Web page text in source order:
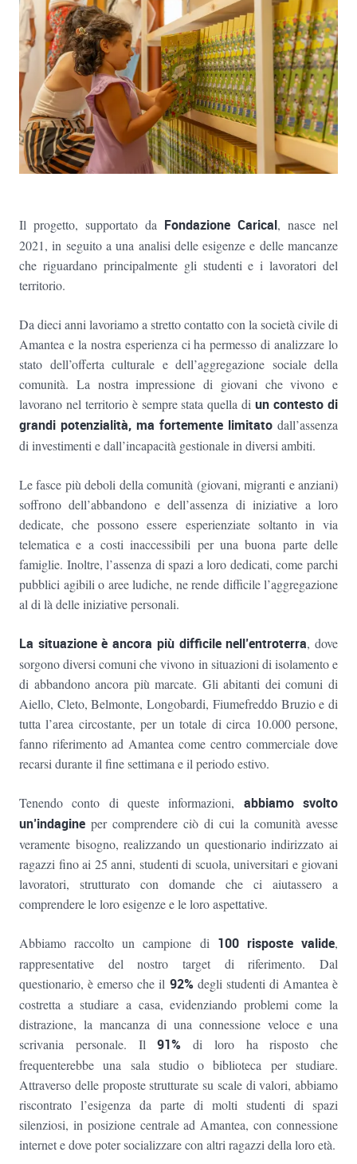
Il progetto, supportato da Fondazione Carical, nasce nel
2021, in seguito a una analisi delle esigenze e delle mancanze
che riguardano principalmente gli studenti e i lavoratori del
territorio.
Da dieci anni lavoriamo a stretto contatto con la società civile di
Amantea e la nostra esperienza ci ha permesso di analizzare lo
stato dell’offerta culturale e dell’aggregazione sociale della
comunità. La nostra impressione di giovani che vivono e
lavorano nel territorio è sempre stata quella diun contesto di
grandi potenzialità, ma fortemente limitato dall’assenza
di investimenti e dall’incapacità gestionale in diversi ambiti.
Le fasce più deboli della comunità (giovani, migranti e anziani)
soffrono dell’abbandono e dell’assenza di iniziative a loro
dedicate, che possono essere esperienziate soltanto in via
telematica e a costi inaccessibili per una buona parte delle
famiglie. Inoltre, l’assenza di spazi a loro dedicati, come parchi
pubblici agibili o aree ludiche, ne rende difficile l’aggregazione
al di là delle iniziative personali.
La situazione è ancora più difficile nell’entroterra, dove
sorgono diversi comuni che vivono in situazioni di isolamento e
di abbandono ancora più marcate. Gli abitanti dei comuni di
Aiello, Cleto, Belmonte, Longobardi, Fiumefreddo Bruzio e di
tutta l’area circostante, per un totale di circa 10.000 persone,
fanno riferimento ad Amantea come centro commerciale dove
recarsi durante il fine settimana e il periodo estivo.
Tenendo conto di queste informazioni, abbiamo svolto
un’indagine per comprendere ciò di cui la comunità avesse
veramente bisogno, realizzando un questionario indirizzato ai
ragazzi fino ai 25 anni, studenti di scuola, universitari e giovani
lavoratori, strutturato con domande che ci aiutassero a
comprendere le loro esigenze e le loro aspettative.
Abbiamo raccolto un campione di 100 risposte valide,
rappresentative del nostro target di riferimento. Dal
questionario, è emerso che il 92%degli studenti di Amantea è
costretta a studiare a casa, evidenziando problemi come la
distrazione, la mancanza di una connessione veloce e una
scrivania personale. Il91% di loro ha risposto che
frequenterebbe una sala studio o biblioteca per studiare.
Attraverso delle proposte strutturate su scale di valori, abbiamo
riscontrato l’esigenza da parte di molti studenti di spazi
silenziosi, in posizione centrale ad Amantea, con connessione
internet e dove poter socializzare con altri ragazzi della loro età.